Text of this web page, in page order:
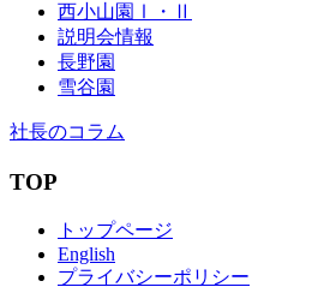
西小山園Ⅰ・Ⅱ
説明会情報
長野園
雪谷園
社長のコラム
TOP
トップページ
English
プライバシーポリシー